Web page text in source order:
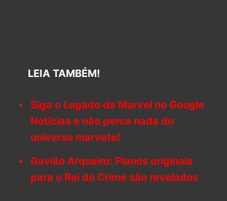
LEIA TAMBÉM!
Siga o Legado da Marvel no Google
Notícias e não perca nada do
universo marvete!
Gavião Arqueiro: Planos originais
para o Rei do Crime são revelados